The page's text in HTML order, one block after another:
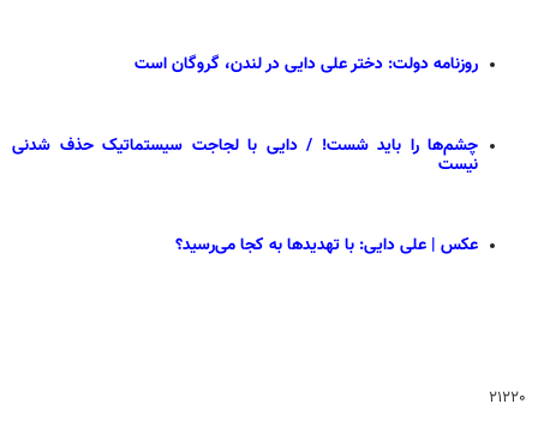
روزنامه دولت: دختر علی دایی در لندن، گروگان است
چشم‌ها را باید شست! / دایی با لجاجت سیستماتیک حذف شدنی
نیست
عکس | علی دایی: با تهدیدها به کجا می‌رسید؟
۲۱۲۲۰